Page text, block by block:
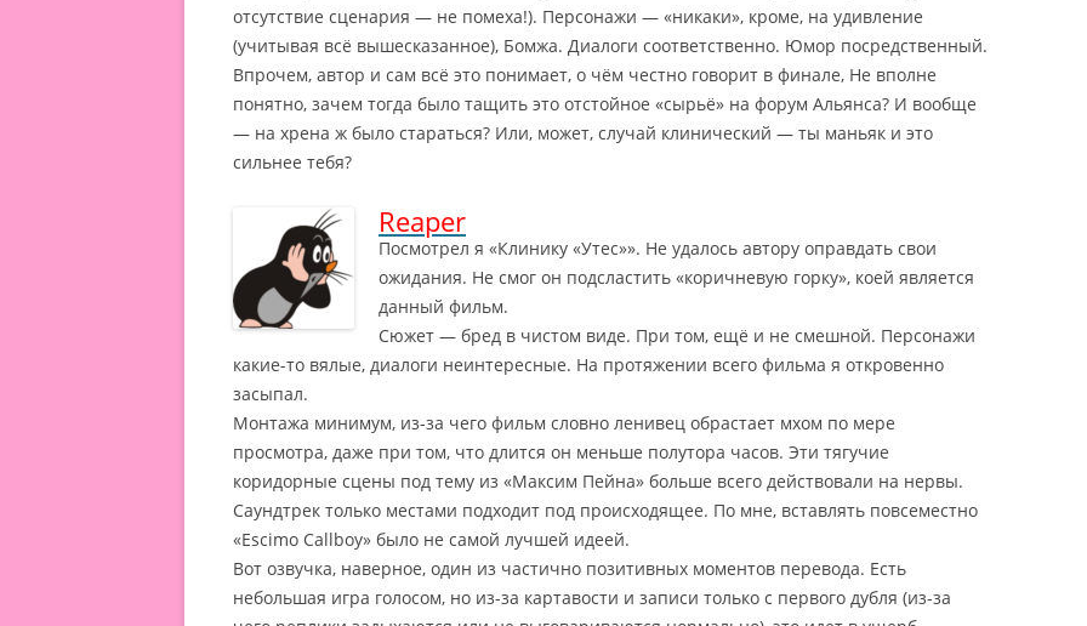
отсутствие сценария — не помеха!). Персонажи — «никаки», кроме, на удивление
(учитывая всё вышесказанное), Бомжа. Диалоги соответственно. Юмор посредственный.
Впрочем, автор и сам всё это понимает, о чём честно говорит в финале, Не вполне
понятно, зачем тогда было тащить это отстойное «сырьё» на форум Альянса? И вообще
— на хрена ж было стараться? Или, может, случай клинический — ты маньяк и это
сильнее тебя?
Reaper
Посмотрел я «Клинику «Утес»». Не удалось автору оправдать свои
ожидания. Не смог он подсластить «коричневую горку», коей является
данный фильм.
Сюжет — бред в чистом виде. При том, ещё и не смешной. Персонажи
какие-то вялые, диалоги неинтересные. На протяжении всего фильма я откровенно
засыпал.
Монтажа минимум, из-за чего фильм словно ленивец обрастает мхом по мере
просмотра, даже при том, что длится он меньше полутора часов. Эти тягучие
коридорные сцены под тему из «Максим Пейна» больше всего действовали на нервы.
Саундтрек только местами подходит под происходящее. По мне, вставлять повсеместно
«Escimo Callboy» было не самой лучшей идеей.
Вот озвучка, наверное, один из частично позитивных моментов перевода. Есть
небольшая игра голосом, но из-за картавости и записи только с первого дубля (из-за